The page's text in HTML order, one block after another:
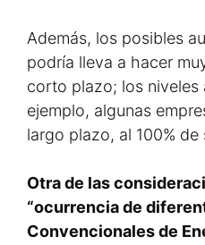
Además, los posibles
podría lleva a hacer
corto plazo; los niveles
ejemplo, algunas
largo plazo, al 100% de
Otra de las
“ocurrencia de
Convencionales de